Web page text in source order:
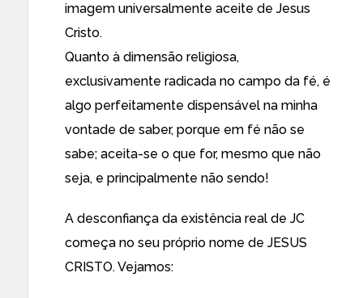
imagem universalmente aceite de Jesus
Cristo.
Quanto à dimensão religiosa,
exclusivamente radicada no campo da fé, é
algo perfeitamente dispensável na minha
vontade de saber, porque em fé não se
sabe; aceita-se o que for, mesmo que não
seja, e principalmente não sendo!
A desconfiança da existência real de JC
começa no seu próprio nome de JESUS
CRISTO. Vejamos: